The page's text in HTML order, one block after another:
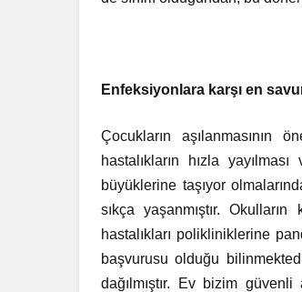
Enfeksiyonlara karşı en
Çocukların
hastalıkların hızla
büyüklerine taşıyor
sıkça yaşanmıştır.
hastalıkları polikliniklerine
başvurusu olduğu
dağılmıştır. Ev bizim